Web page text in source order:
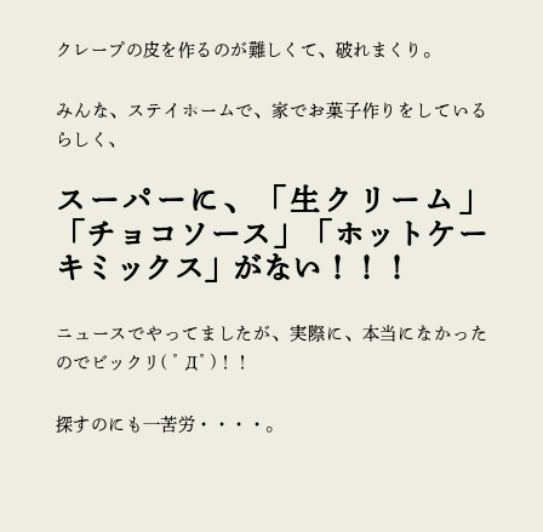
クレープの皮を作るのが難しくて、破れまくり。
みんな、ステイホームで、家でお菓子作りをしている
らしく、
スーパーに、「生クリーム」
「チョコソース」「ホットケー
キミックス」がない！！！
ニュースでやってましたが、実際に、本当になかった
のでビックリ( ﾟДﾟ)！！
探すのにも一苦労・・・・。